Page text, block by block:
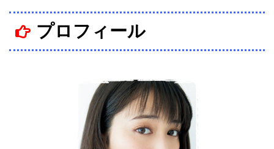
プロフィール